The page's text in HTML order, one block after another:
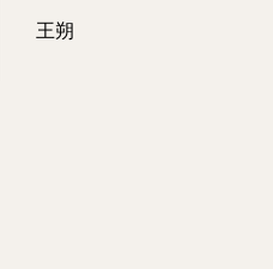
王朔